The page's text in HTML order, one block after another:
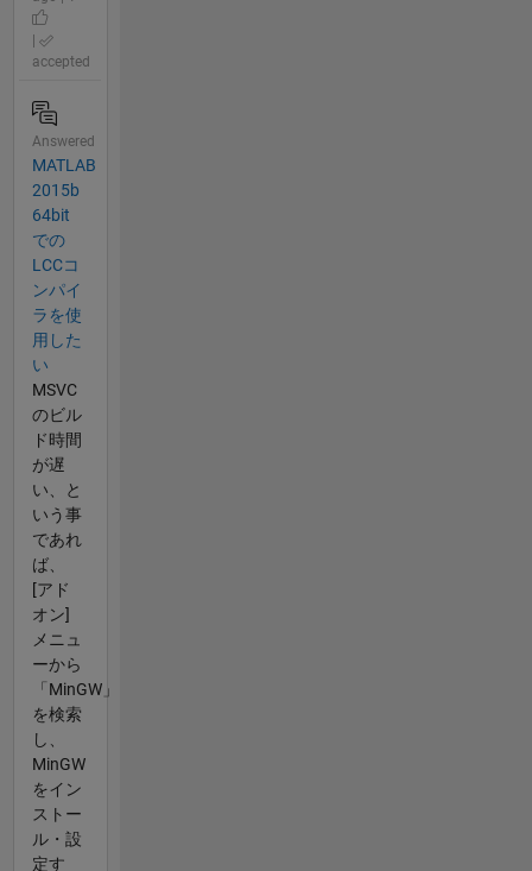
accepted
Answered
MATLAB
2015b
64bit
での
LCCコ
ンパイ
ラを使
用した
い
MSVC
のビル
ド時間
が遅
い、と
いう事
であれ
ば、
[アド
オン]
メニュ
ーから
「MinGW」
を検索
し、
MinGW
をイン
ストー
ル・設
定す